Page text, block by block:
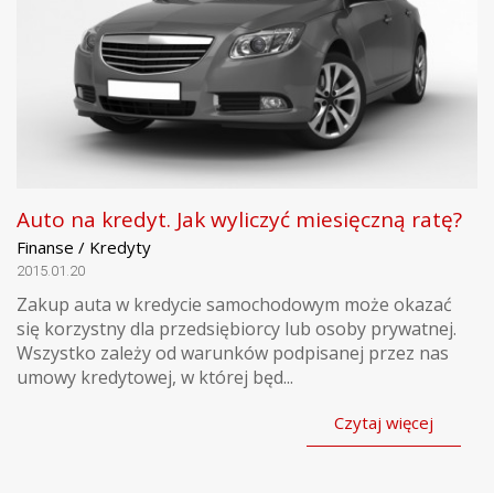
Auto na kredyt. Jak wyliczyć miesięczną ratę?
Finanse / Kredyty
2015.01.20
Zakup auta w kredycie samochodowym może okazać
się korzystny dla przedsiębiorcy lub osoby prywatnej.
Wszystko zależy od warunków podpisanej przez nas
umowy kredytowej, w której będ...
Czytaj więcej